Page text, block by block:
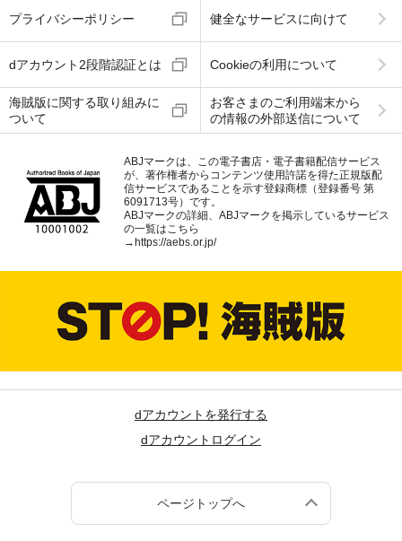
プライバシーポリシー 健全なサービスに向けて
dアカウント2段階認証とは Cookieの利用について
海賊版に関する取り組みに
ついて
お客さまのご利用端末から
の情報の外部送信について
ABJマークは、この電子書店・電子書籍配信サービス
が、著作権者からコンテンツ使用許諾を得た正規版配
信サービスであることを示す登録商標（登録番号 第
6091713号）です。
ABJマークの詳細、ABJマークを掲示しているサービス
の一覧はこちら
→https://aebs.or.jp/
dアカウントを発行する
dアカウントログイン
ページトップへ